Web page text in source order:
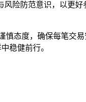
险防范意识，以更
态度，确保每笔交
稳健前行。